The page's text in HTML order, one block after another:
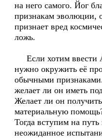
на него самого. Йог
признакам эволюции,
признает вред
ложь.
Если хотим ввести
нужно окружить её
обычными
желает ли он иметь
Желает ли он
материальную
Тогда вступим на
неожиданное